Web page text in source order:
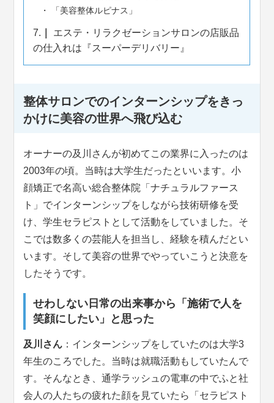
「美容整体ルピナス」
7.
エステ・リラクゼーションサロンの店販品
の仕入れは『スーパーデリバリー』
整体サロンでのインターンシップをきっ
かけに美容の世界へ飛び込む
オーナーの及川さんが初めてこの業界に入ったのは
2003年の頃。当時は大学生だったといいます。小
顔矯正で名高い総合整体院「ナチュラルファース
ト」でインターンシップをしながら技術研修を受
け、学生セラピストとして活動をしていました。そ
こでは数多くの芸能人を担当し、経験を積んだとい
います。そして美容の世界でやっていこうと決意を
したそうです。
せわしない日常の出来事から「施術で人を
笑顔にしたい」と思った
及川さん ：インターンシップをしていたのは大学3
年生のころでした。当時は就職活動もしていたんで
す。そんなとき、通学ラッシュの電車の中でふと社
会人の人たちの疲れた顔を見ていたら「セラピスト